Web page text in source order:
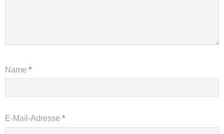
Name *
E-Mail-Adresse *